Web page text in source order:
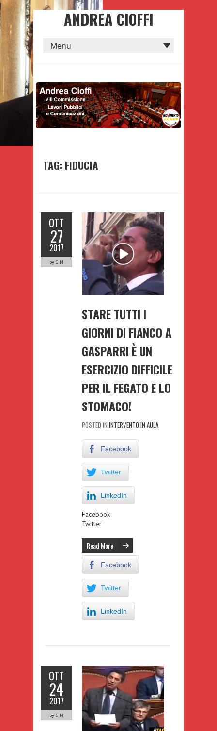
ANDREA CIOFFI
TAG: FIDUCIA
OTT
27
2017
by G M
STARE TUTTI I
GIORNI DI FIANCO A
GASPARRI È UN
ESERCIZIO DIFFICILE
PER IL FEGATO E LO
STOMACO!
POSTED IN INTERVENTO IN AULA
Facebook
Twitter
LinkedIn
Facebook
Twitter
Read More
Facebook
Twitter
LinkedIn
OTT
24
2017
by G M